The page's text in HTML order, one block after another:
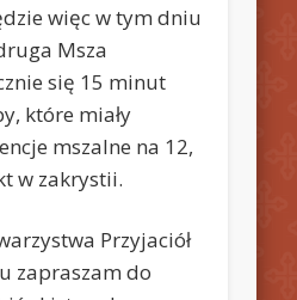
więc w tym dniu
Msza
się 15 minut
które miały
mszalne na 12,
w zakrystii.
Przyjaciół
zapraszam do